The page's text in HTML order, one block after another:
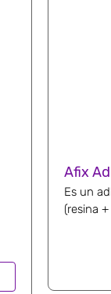
Afix
Es un
(resina